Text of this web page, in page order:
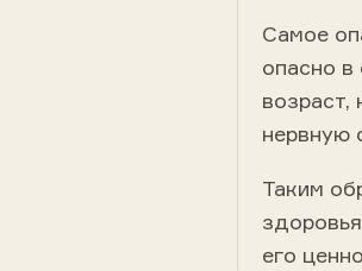
Самое
опасно
нервную
Таким
его